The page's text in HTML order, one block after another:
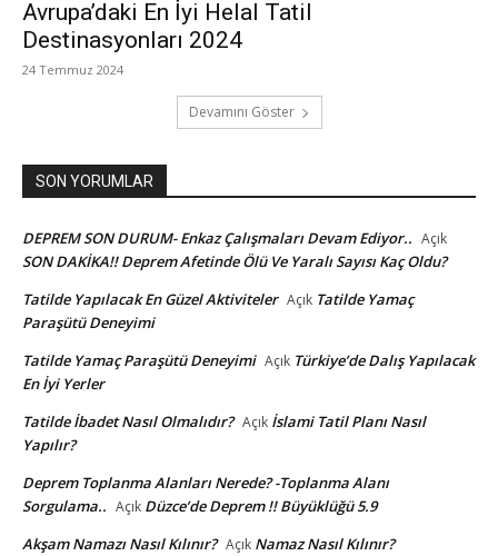
Avrupa’daki En İyi Helal Tatil
Destinasyonları 2024
24 Temmuz 2024
Devamını Göster
SON YORUMLAR
DEPREM SON DURUM- Enkaz Çalışmaları Devam Ediyor.. Açık
SON DAKİKA!! Deprem Afetinde Ölü Ve Yaralı Sayısı Kaç Oldu?
Tatilde Yapılacak En Güzel Aktiviteler Açık Tatilde Yamaç
Paraşütü Deneyimi
Tatilde Yamaç Paraşütü Deneyimi Açık Türkiye’de Dalış Yapılacak
En İyi Yerler
Tatilde İbadet Nasıl Olmalıdır? Açık İslami Tatil Planı Nasıl
Yapılır?
Deprem Toplanma Alanları Nerede? -Toplanma Alanı
Sorgulama.. Açık Düzce’de Deprem !! Büyüklüğü 5.9
Akşam Namazı Nasıl Kılınır? Açık Namaz Nasıl Kılınır?